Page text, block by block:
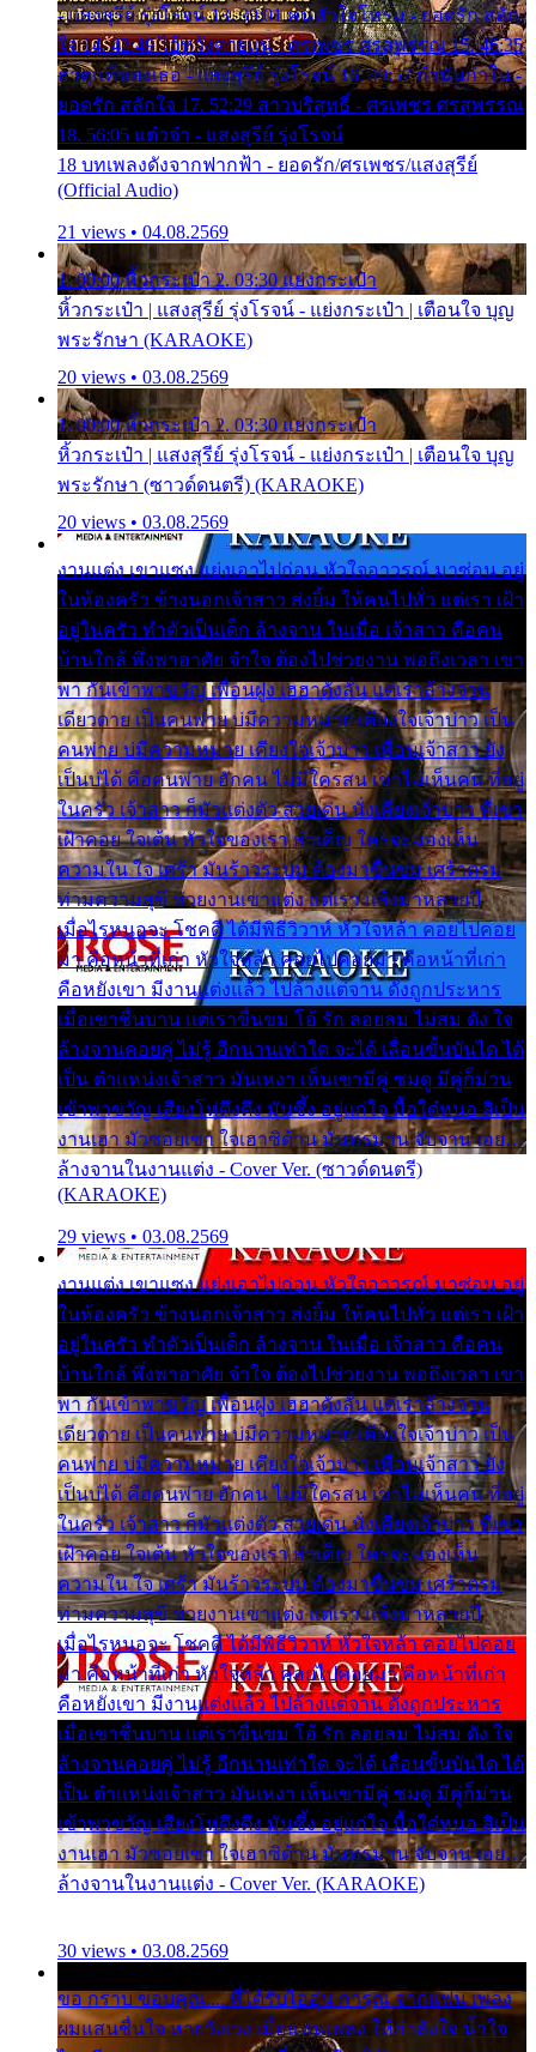
- แสงสุรีย์ รุ่งโรจน์ 13. 39:01 คนหัวใจโทรม - ยอดรัก สลัก
ใจ 14. 42:49 ไอ้หวังตายแน่ - ศรเพชร ศรสุพรรณ 15. 46:35
ธาตุแท้ของเธอ - แสงสุรีย์ รุ่งโรจน์ 16. 49:57 กำนันกำใน -
ยอดรัก สลักใจ 17. 52:29 สาวบริสุทธิ์ - ศรเพชร ศรสุพรรณ
18. 56:05 แต๋วจ๋า - แสงสุรีย์ รุ่งโรจน์
18 บทเพลงดังจากฟากฟ้า - ยอดรัก/ศรเพชร/แสงสุรีย์
(Official Audio)
21 views • 04.08.2569
1. 00:00 หิ้วกระเป๋า 2. 03:30 แย่งกระเป๋า
หิ้วกระเป๋า | แสงสุรีย์ รุ่งโรจน์ - แย่งกระเป๋า | เตือนใจ บุญ
พระรักษา (KARAOKE)
20 views • 03.08.2569
1. 00:00 หิ้วกระเป๋า 2. 03:30 แย่งกระเป๋า
หิ้วกระเป๋า | แสงสุรีย์ รุ่งโรจน์ - แย่งกระเป๋า | เตือนใจ บุญ
พระรักษา (ซาวด์ดนตรี) (KARAOKE)
20 views • 03.08.2569
งานแต่ง เขาแซง แย่งเอาไปก่อน หัวใจอาวรณ์ มาซ่อน อยู่
ในห้องครัว ข้างนอกเจ้าสาว ส่งยิ้ม ให้คนไปทั่ว แต่เรา เฝ้า
อยู่ในครัว ทำตัวเป็นเด็ก ล้างจาน ในเมื่อ เจ้าสาว คือคน
บ้านใกล้ พึ่งพาอาศัย จำใจ ต้องไปช่วยงาน พอถึงเวลา เขา
พา กันเข้าพาขวัญ เพื่อนฝูง เฮฮาดังลั่น แต่เราล้างจาน
เดียวดาย เป็นคนพ่าย บ่มีความหมาย เคียงใจเจ้าบ่าว เป็น
คนพ่าย บ่มีความหมาย เคียงใจเจ้าบ่าว เพื่อนเจ้าสาว ยัง
เป็นบ่ได้ คือคนพ่าย ฮักคน ไม่มีใครสน เขาไม่เห็นคน ที่อยู่
ในครัว เจ้าสาว ก็มัวแต่งตัว สวยเด่น นั่งเคียงเจ้าบ่าว ที่เขา
เฝ้าคอย ใจเต้น หัวใจของเรา ลำเค็ญ ใครจะมองเห็น
ความใน ใจ เศร้า มันร้าวระบม ต้องมาขื่นขม เศร้าตรม
ท่ามความสุขี ช่วยงานเขาแต่ง แต่เรา แล้งมาหลายปี
เมื่อไรหนอจะ โชคดี ได้มีพิธีวิวาห์ หัวใจหล้า คอยไปคอย
มา คือหน้าที่เก่า หัวใจหล้า คอยไปคอยมา คือหน้าที่เก่า
คือหยังเขา มีงานแต่งแล้ว ไปล้างแต่จาน ดั่งถูกประหาร
เมื่อเขาชื่นบาน แต่เราขื่นขม โอ้ รัก ลอยลม ไม่สม ดัง ใจ
ล้างจานคอยคู่ ไม่รู้ อีกนานเท่าใด จะได้ เลื่อนขั้นบันได ได้
เป็น ตำแหน่งเจ้าสาว มันเหงา เห็นเขามีคู่ ซมดู มีคู่ก็ม่วน
เข้าพาขวัญ เสียงโห่ตึงตึง มันซึ้ง อยู่แก่ใจ มื้อใด๋หนอ สิเป็น
งานเฮา มัวซอยเขา ใจเฮาซิด้าน มันทรมาน จับจาน เอย…
ล้างจานในงานแต่ง - Cover Ver. (ซาวด์ดนตรี)
(KARAOKE)
29 views • 03.08.2569
งานแต่ง เขาแซง แย่งเอาไปก่อน หัวใจอาวรณ์ มาซ่อน อยู่
ในห้องครัว ข้างนอกเจ้าสาว ส่งยิ้ม ให้คนไปทั่ว แต่เรา เฝ้า
อยู่ในครัว ทำตัวเป็นเด็ก ล้างจาน ในเมื่อ เจ้าสาว คือคน
บ้านใกล้ พึ่งพาอาศัย จำใจ ต้องไปช่วยงาน พอถึงเวลา เขา
พา กันเข้าพาขวัญ เพื่อนฝูง เฮฮาดังลั่น แต่เราล้างจาน
เดียวดาย เป็นคนพ่าย บ่มีความหมาย เคียงใจเจ้าบ่าว เป็น
คนพ่าย บ่มีความหมาย เคียงใจเจ้าบ่าว เพื่อนเจ้าสาว ยัง
เป็นบ่ได้ คือคนพ่าย ฮักคน ไม่มีใครสน เขาไม่เห็นคน ที่อยู่
ในครัว เจ้าสาว ก็มัวแต่งตัว สวยเด่น นั่งเคียงเจ้าบ่าว ที่เขา
เฝ้าคอย ใจเต้น หัวใจของเรา ลำเค็ญ ใครจะมองเห็น
ความใน ใจ เศร้า มันร้าวระบม ต้องมาขื่นขม เศร้าตรม
ท่ามความสุขี ช่วยงานเขาแต่ง แต่เรา แล้งมาหลายปี
เมื่อไรหนอจะ โชคดี ได้มีพิธีวิวาห์ หัวใจหล้า คอยไปคอย
มา คือหน้าที่เก่า หัวใจหล้า คอยไปคอยมา คือหน้าที่เก่า
คือหยังเขา มีงานแต่งแล้ว ไปล้างแต่จาน ดั่งถูกประหาร
เมื่อเขาชื่นบาน แต่เราขื่นขม โอ้ รัก ลอยลม ไม่สม ดัง ใจ
ล้างจานคอยคู่ ไม่รู้ อีกนานเท่าใด จะได้ เลื่อนขั้นบันได ได้
เป็น ตำแหน่งเจ้าสาว มันเหงา เห็นเขามีคู่ ซมดู มีคู่ก็ม่วน
เข้าพาขวัญ เสียงโห่ตึงตึง มันซึ้ง อยู่แก่ใจ มื้อใด๋หนอ สิเป็น
งานเฮา มัวซอยเขา ใจเฮาซิด้าน มันทรมาน จับจาน เอย…
ล้างจานในงานแต่ง - Cover Ver. (KARAOKE)
30 views • 03.08.2569
ขอ กราบ ขอบคุณ.... ที่ได้รับไออุ่น การุณ จากแฟน เพลง
ผมแสนชื่นใจ หายวังเวง เมื่อแฟนเพลง ให้กำลังใจ น้ำใจ